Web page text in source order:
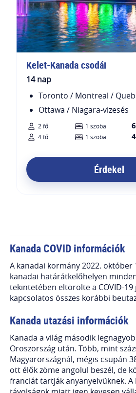
Kelet-Kanada csodái
14 nap
Toronto / Montreal /
Ottawa / Niagara-vizesés
2 fő 1 szoba
4 fő 1 szoba
Érdekel
Kanada COVID információk
A kanadai kormány 2022. október
kanadai határátkelőhelyen
tekintetében eltörölte a COVID-19
kapcsolatos összes korábbi
Kanada utazási információk
Kanada a világ második
Oroszország után. Több, mint
Magyarországnál, mégis csupán
ott élők zöme angolul beszél, de
franciát tartják anyanyelvüknek. A